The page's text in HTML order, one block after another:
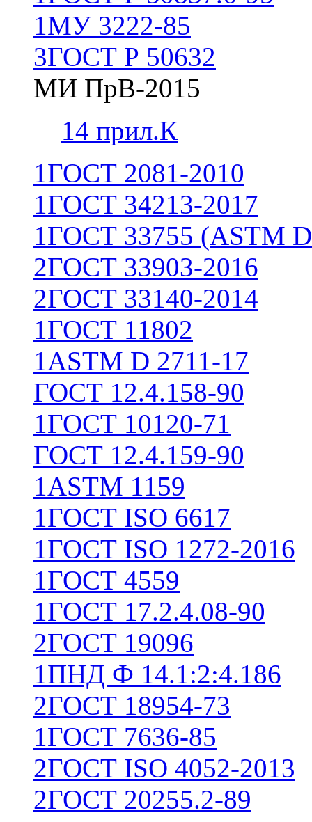
1МУ 3222-85
3ГОСТ Р 50632
МИ ПрВ-2015
14 прил.К
1ГОСТ 2081-2010
1ГОСТ 34213-2017
1ГОСТ 33755 (ASTM
2ГОСТ 33903-2016
2ГОСТ 33140-2014
1ГОСТ 11802
1ASTM D 2711-17
ГОСТ 12.4.158-90
1ГОСТ 10120-71
ГОСТ 12.4.159-90
1ASTM 1159
1ГОСТ ISO 6617
1ГОСТ ISO 1272-2016
1ГОСТ 4559
1ГОСТ 17.2.4.08-90
2ГОСТ 19096
1ПНД Ф 14.1:2:4.186
2ГОСТ 18954-73
1ГОСТ 7636-85
2ГОСТ ISO 4052-2013
2ГОСТ 20255.2-89